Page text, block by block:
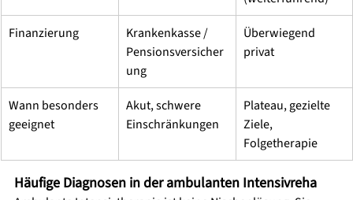
Finanzierung
Krankenkasse /
Pensionsversicher
ung
Überwiegend
privat
Wann besonders
geeignet
Akut, schwere
Einschränkungen
Plateau, gezielte
Ziele,
Folgetherapie
Häufige Diagnosen in der ambulanten Intensivreha